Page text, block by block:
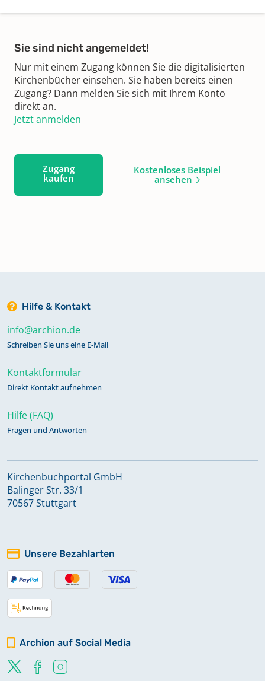
Sie sind nicht angemeldet!
Nur mit einem Zugang können Sie die digitalisierten
Kirchenbücher einsehen. Sie haben bereits einen
Zugang? Dann melden Sie sich mit Ihrem Konto
direkt an.
Jetzt anmelden
Zugang
kaufen
Kostenloses Beispiel
ansehen
Hilfe & Kontakt
info@archion.de
Schreiben Sie uns eine E-Mail
Kontaktformular
Direkt Kontakt aufnehmen
Hilfe (FAQ)
Fragen und Antworten
Kirchenbuchportal GmbH
Balinger Str. 33/1
70567 Stuttgart
Unsere Bezahlarten
Archion auf Social Media